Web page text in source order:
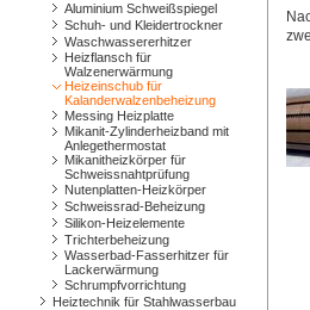
Aluminium Schweißspiegel
Schuh- und Kleidertrockner
Waschwassererhitzer
Heizflansch für
Walzenerwärmung
Heizeinschub für
Kalanderwalzenbeheizung
Messing Heizplatte
Mikanit-Zylinderheizband mit
Anlegethermostat
Mikanitheizkörper für
Schweissnahtprüfung
Nutenplatten-Heizkörper
Schweissrad-Beheizung
Silikon-Heizelemente
Trichterbeheizung
Wasserbad-Fasserhitzer für
Lackerwärmung
Schrumpfvorrichtung
Heiztechnik für Stahlwasserbau